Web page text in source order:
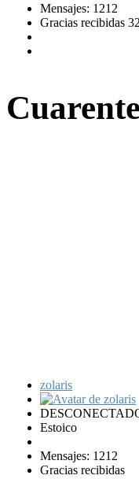
Mensajes: 1212
Gracias recibidas
zolaris
Estoico
Mensajes: 1212
Gracias recibidas